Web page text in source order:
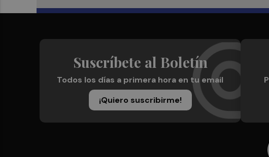
Suscríbete al Boletín
Todos los días a primera hora en tu email
¡Quiero suscribirme!